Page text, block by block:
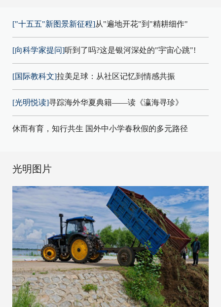
["十五五"新图景新征程]从"遍地开花"到"精耕细作"
[向科学家提问]听到了吗?这是银河深处的"宇宙心跳"!
[国际教科文]拉美足球：从社区记忆到情感共振
[光明悦读]寻踪海外华夏典籍——读《瀛海寻珍》
休而有育，知行共生 国外中小学春秋假的多元路径
光明图片